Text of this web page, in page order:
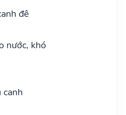
đê
nước, khó